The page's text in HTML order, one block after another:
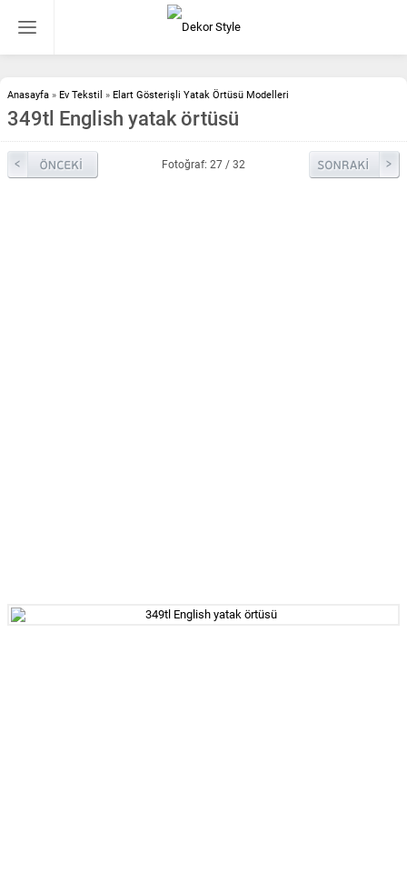
Anasayfa » Ev Tekstil » Elart Gösterişli Yatak Örtüsü Modelleri
349tl English yatak örtüsü
Fotoğraf: 27 / 32